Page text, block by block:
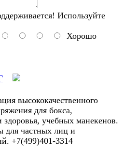
Используйте
Хорошо
высококачественного
для бокса,
здоровья, учебных манекенов.
для частных лиц и
+7(499)401-3314